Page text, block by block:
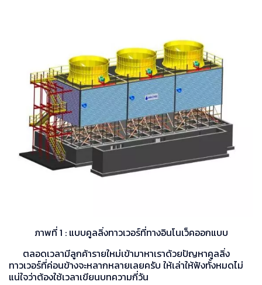
ภาพที่ 1 : แบบคูลลิ่งทาวเวอร์ที่ทางอินโนเว็คออกแบบ
ตลอดเวลามีลูกค้ารายใหม่เข้ามาหาเราด้วยปัญหาคูลลิ่ง
ทาวเวอร์ที่ค่อนข้างจะหลากหลายเลยครับ ให้เล่าให้ฟังทั้งหมดไม่
แน่ใจว่าต้องใช้เวลาเขียนบทความกี่วัน